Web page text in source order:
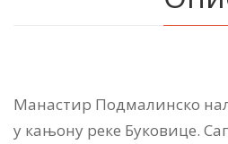
Манастир Подмалинско
у кањону реке Буковице.